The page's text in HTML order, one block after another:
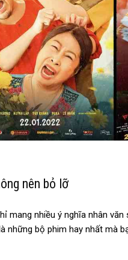
nên bỏ lỡ
mang nhiều ý nghĩa nhân
những bộ phim hay nhất mà